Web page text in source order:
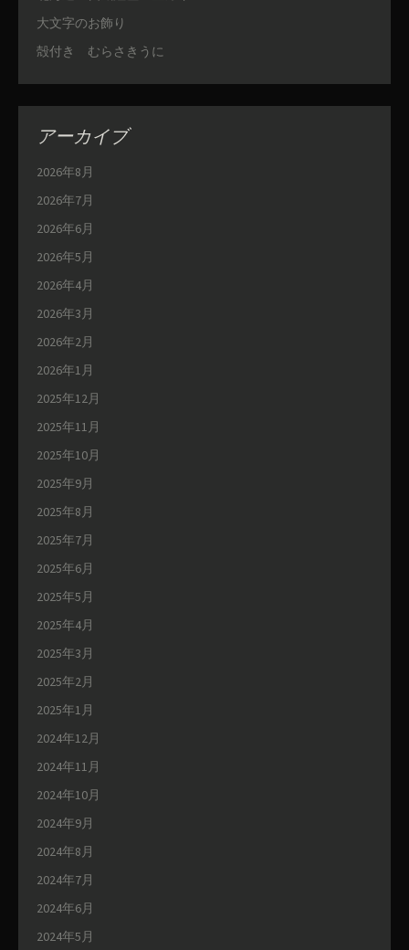
大文字のお飾り
殻付き むらさきうに
アーカイブ
2026年8月
2026年7月
2026年6月
2026年5月
2026年4月
2026年3月
2026年2月
2026年1月
2025年12月
2025年11月
2025年10月
2025年9月
2025年8月
2025年7月
2025年6月
2025年5月
2025年4月
2025年3月
2025年2月
2025年1月
2024年12月
2024年11月
2024年10月
2024年9月
2024年8月
2024年7月
2024年6月
2024年5月